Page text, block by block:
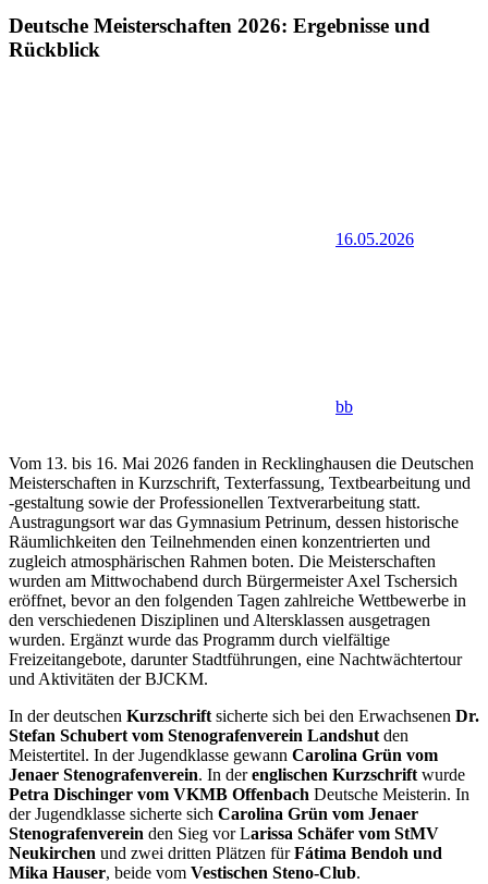
Deutsche Meisterschaften 2026: Ergebnisse und
Rückblick
16.05.2026
bb
Vom 13. bis 16. Mai 2026 fanden in Recklinghausen die Deutschen
Meisterschaften in Kurzschrift, Texterfassung, Textbearbeitung und
-gestaltung sowie der Professionellen Textverarbeitung statt.
Austragungsort war das Gymnasium Petrinum, dessen historische
Räumlichkeiten den Teilnehmenden einen konzentrierten und
zugleich atmosphärischen Rahmen boten. Die Meisterschaften
wurden am Mittwochabend durch Bürgermeister Axel Tschersich
eröffnet, bevor an den folgenden Tagen zahlreiche Wettbewerbe in
den verschiedenen Disziplinen und Altersklassen ausgetragen
wurden. Ergänzt wurde das Programm durch vielfältige
Freizeitangebote, darunter Stadtführungen, eine Nachtwächtertour
und Aktivitäten der BJCKM.
In der deutschen Kurzschriftsicherte sich bei den Erwachsenen Dr.
Stefan Schubert vom Stenografenverein Landshutden
Meistertitel. In der Jugendklasse gewann Carolina Grün vom
Jenaer Stenografenverein. In derenglischen Kurzschriftwurde
Petra Dischinger vom VKMB Offenbach Deutsche Meisterin. In
der Jugendklasse sicherte sich Carolina Grün vom Jenaer
Stenografenverein den Sieg vor Larissa Schäfer vom StMV
Neukirchen und zwei dritten Plätzen fürFátima Bendoh und
Mika Hauser, beide vom Vestischen Steno-Club.